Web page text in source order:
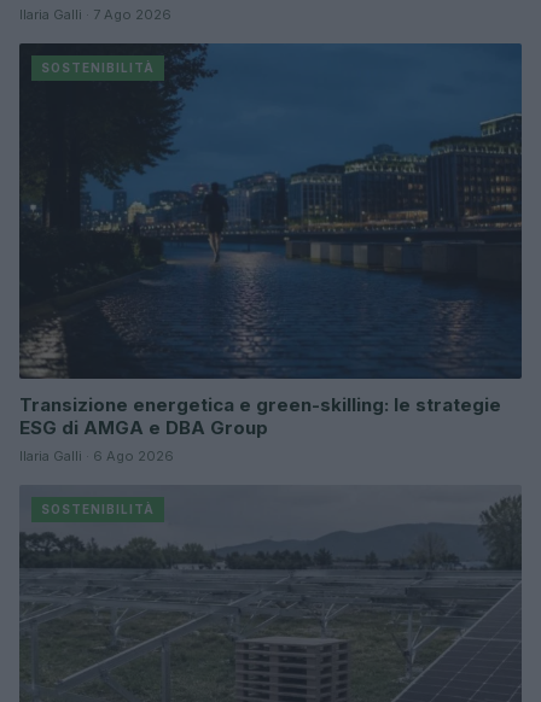
Ilaria Galli · 7 Ago 2026
SOSTENIBILITÀ
Transizione energetica e green-skilling: le strategie
ESG di AMGA e DBA Group
Ilaria Galli · 6 Ago 2026
SOSTENIBILITÀ